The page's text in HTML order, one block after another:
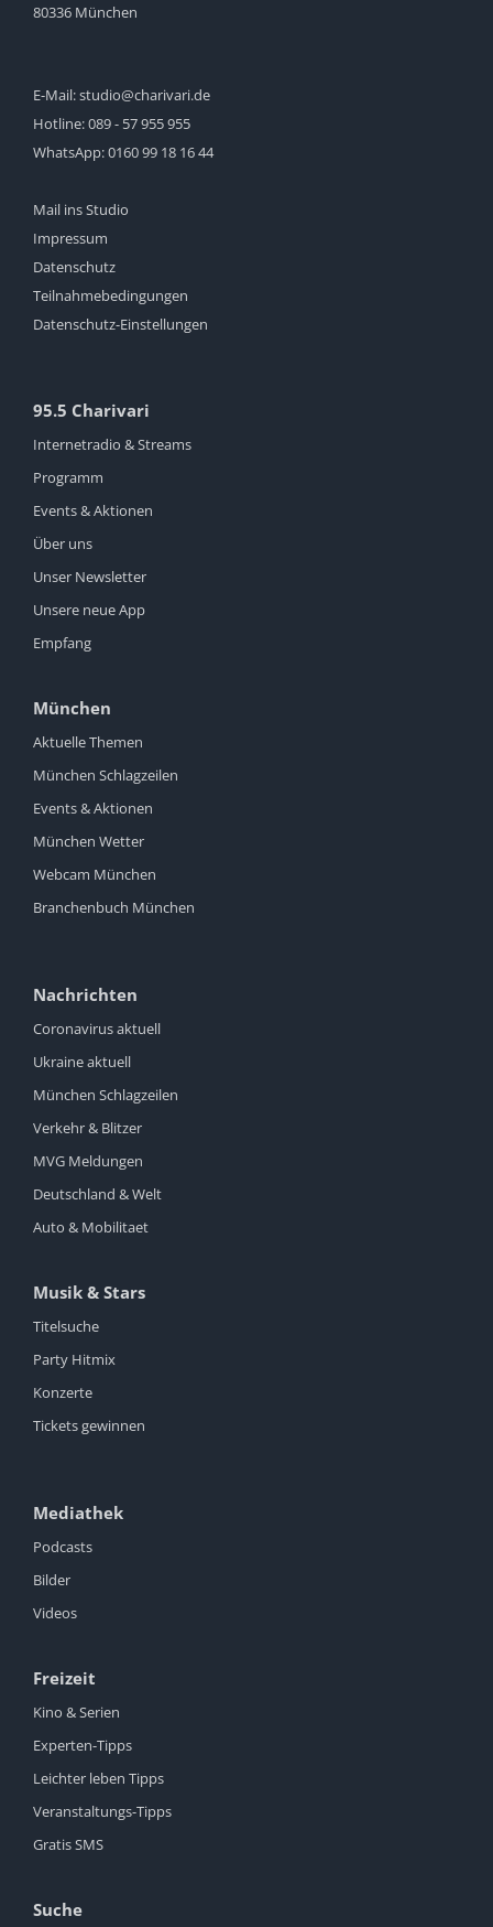
80336 München
E-Mail:studio@charivari.de
Hotline:089 - 57 955 955
WhatsApp:0160 99 18 16 44
Mail ins Studio
Impressum
Datenschutz
Teilnahmebedingungen
Datenschutz-Einstellungen
95.5 Charivari
Internetradio & Streams
Programm
Events & Aktionen
Über uns
Unser Newsletter
Unsere neue App
Empfang
München
Aktuelle Themen
München Schlagzeilen
Events & Aktionen
München Wetter
Webcam München
Branchenbuch München
Nachrichten
Coronavirus aktuell
Ukraine aktuell
München Schlagzeilen
Verkehr & Blitzer
MVG Meldungen
Deutschland & Welt
Auto & Mobilitaet
Musik & Stars
Titelsuche
Party Hitmix
Konzerte
Tickets gewinnen
Mediathek
Podcasts
Bilder
Videos
Freizeit
Kino & Serien
Experten-Tipps
Leichter leben Tipps
Veranstaltungs-Tipps
Gratis SMS
Suche